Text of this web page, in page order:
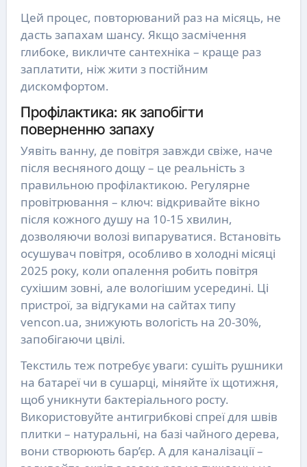
Цей процес, повторюваний раз на місяць, не
дасть запахам шансу. Якщо засмічення
глибоке, викличте сантехніка – краще раз
заплатити, ніж жити з постійним
дискомфортом.
Профілактика: як запобігти
поверненню запаху
Уявіть ванну, де повітря завжди свіже, наче
після весняного дощу – це реальність з
правильною профілактикою. Регулярне
провітрювання – ключ: відкривайте вікно
після кожного душу на 10-15 хвилин,
дозволяючи волозі випаруватися. Встановіть
осушувач повітря, особливо в холодні місяці
2025 року, коли опалення робить повітря
сухішим зовні, але вологішим усередині. Ці
пристрої, за відгуками на сайтах типу
vencon.ua, знижують вологість на 20-30%,
запобігаючи цвілі.
Текстиль теж потребує уваги: сушіть рушники
на батареї чи в сушарці, міняйте їх щотижня,
щоб уникнути бактеріального росту.
Використовуйте антигрибкові спреї для швів
плитки – натуральні, на базі чайного дерева,
вони створюють бар’єр. А для каналізації –